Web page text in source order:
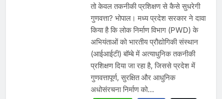
तो केवल तकनीकी प्रशिक्षण से कैसे सुधरेगी
गुणवत्ता? भोपाल। मध्य प्रदेश सरकार ने दावा
किया है कि लोक निर्माण विभाग (PWD) के
अभियंताओं को भारतीय प्रौद्योगिकी संस्थान
(आईआईटी) बॉम्बे में अत्याधुनिक तकनीकी
प्रशिक्षण दिया जा रहा है, जिससे प्रदेश में
गुणवत्तापूर्ण, सुरक्षित और आधुनिक
अधोसंरचना निर्माण को…